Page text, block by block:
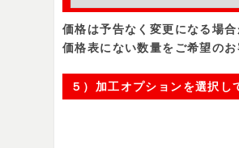
価格は予告なく変更になる場
価格表にない数量をご希望の
５）加工オプションを選択し